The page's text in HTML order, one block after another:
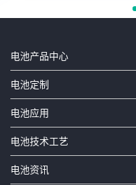
电池产品中心
电池定制
电池应用
电池技术工艺
电池资讯